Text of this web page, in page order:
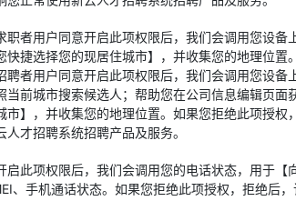
职者用户同意开启此项权限后，我们会调用您设
快捷选择您的现居住城市】，并收集您的地理位置。
聘者用户同意开启此项权限后，我们会调用您设
当前城市搜索候选人；帮助您在公司信息编辑页面
市】，并收集您的地理位置。如果您拒绝此项授
人才招聘系统招聘产品及服务。
启此项权限后，我们会调用您的电话状态，用于【
、手机通话状态。如果您拒绝此项授权，拒绝后